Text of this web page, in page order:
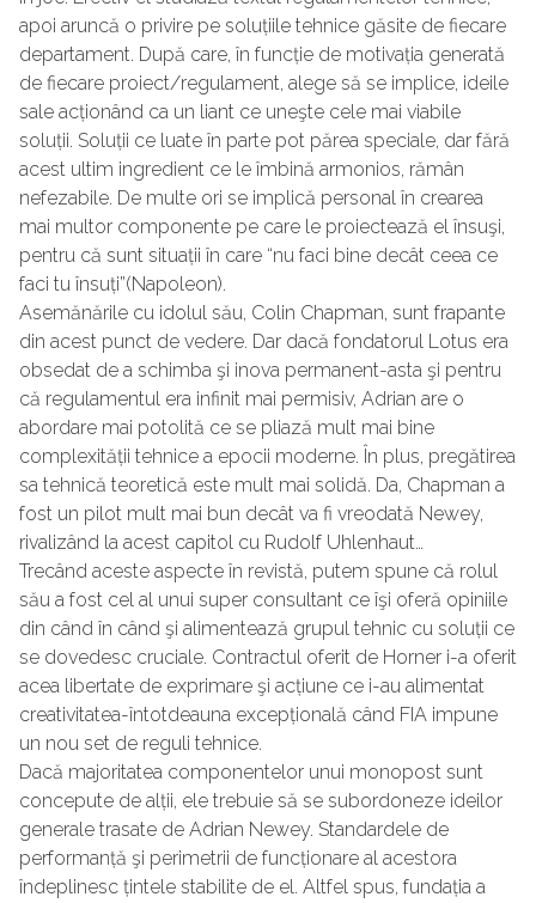
apoi aruncă o privire pe soluțiile tehnice găsite de fiecare
departament. După care, în funcție de motivația generată
de fiecare proiect/regulament, alege să se implice, ideile
sale acționând ca un liant ce uneşte cele mai viabile
soluții. Soluții ce luate în parte pot părea speciale, dar fără
acest ultim ingredient ce le îmbină armonios, rămân
nefezabile. De multe ori se implică personal în crearea
mai multor componente pe care le proiectează el însuşi,
pentru că sunt situații în care “nu faci bine decât ceea ce
faci tu însuți”(Napoleon).
Asemănările cu idolul său, Colin Chapman, sunt frapante
din acest punct de vedere. Dar dacă fondatorul Lotus era
obsedat de a schimba şi inova permanent-asta şi pentru
că regulamentul era infinit mai permisiv, Adrian are o
abordare mai potolită ce se pliază mult mai bine
complexității tehnice a epocii moderne. În plus, pregătirea
sa tehnică teoretică este mult mai solidă. Da, Chapman a
fost un pilot mult mai bun decât va fi vreodată Newey,
rivalizând la acest capitol cu Rudolf Uhlenhaut…
Trecând aceste aspecte în revistă, putem spune că rolul
său a fost cel al unui super consultant ce îşi oferă opiniile
din când în când şi alimentează grupul tehnic cu soluții ce
se dovedesc cruciale. Contractul oferit de Horner i-a oferit
acea libertate de exprimare şi acțiune ce i-au alimentat
creativitatea-întotdeauna excepțională când FIA impune
un nou set de reguli tehnice.
Dacă majoritatea componentelor unui monopost sunt
concepute de alții, ele trebuie să se subordoneze ideilor
generale trasate de Adrian Newey. Standardele de
performanță şi perimetrii de funcționare al acestora
îndeplinesc țintele stabilite de el. Altfel spus, fundația a